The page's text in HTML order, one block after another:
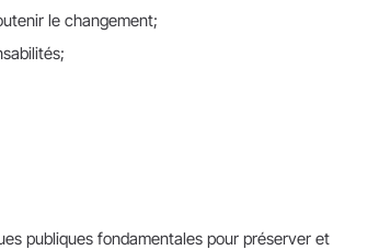
le changement;
publiques fondamentales pour préserver et